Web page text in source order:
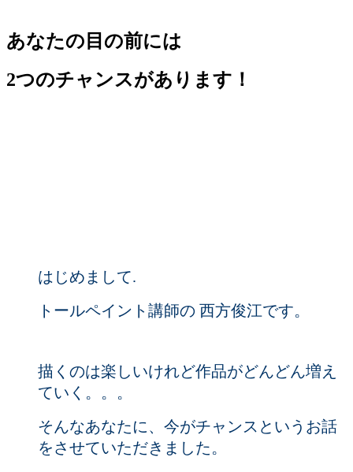
あなたの目の前には
2つのチャンスがあります！
はじめまして.
トールペイント講師の 西方俊江です。
描くのは楽しいけれど作品がどんどん増え
ていく。。。
そんなあなたに、今がチャンスというお話
をさせていただきました。